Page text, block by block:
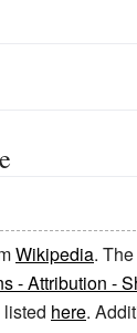
Wikipedia.
- Attribution -
here.